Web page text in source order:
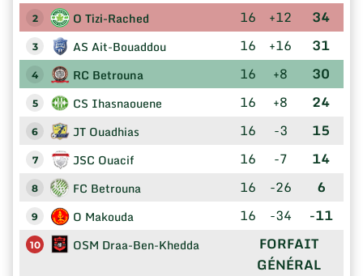
2 O Tizi-Rached 16 +12 34
3 AS Ait-Bouaddou 16 +16 31
4 RC Betrouna 16 +8 30
5 CS Ihasnaouene 16 +8 24
6 JT Ouadhias 16 -3 15
7 JSC Ouacif 16 -7 14
8 FC Betrouna 16 -26 6
9 O Makouda 16 -34 -11
10 OSM Draa-Ben-Khedda
FORFAIT
GÉNÉRAL